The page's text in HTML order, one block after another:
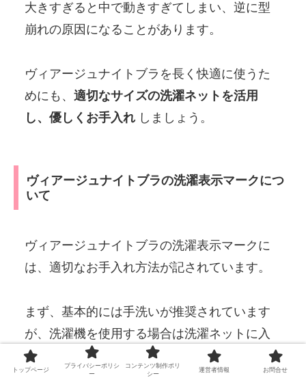
大きすぎると中で動きすぎてしまい、逆に型
崩れの原因になることがあります。
ヴィアージュナイトブラを長く快適に使うた
めにも、 適切なサイズの洗濯ネットを活用
し、優しくお手入れ しましょう。
ヴィアージュナイトブラの洗濯表示マークにつ
いて
ヴィアージュナイトブラの洗濯表示マークに
は、適切なお手入れ方法が記されています。
まず、基本的には手洗いが推奨されています
が、洗濯機を使用する場合は洗濯ネットに入
れ、手洗いコースやおしゃれ着洗いコースを
トップページ
プライバシーポリシ
ー
コンテンツ制作ポリ
シー
運営者情報 お問合せ